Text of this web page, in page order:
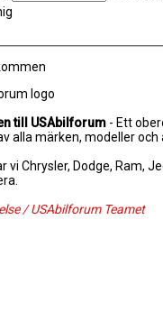
till USAbilforum - Ett
alla märken, modeller och
vi Chrysler, Dodge, Ram,
/ USAbilforum Teamet